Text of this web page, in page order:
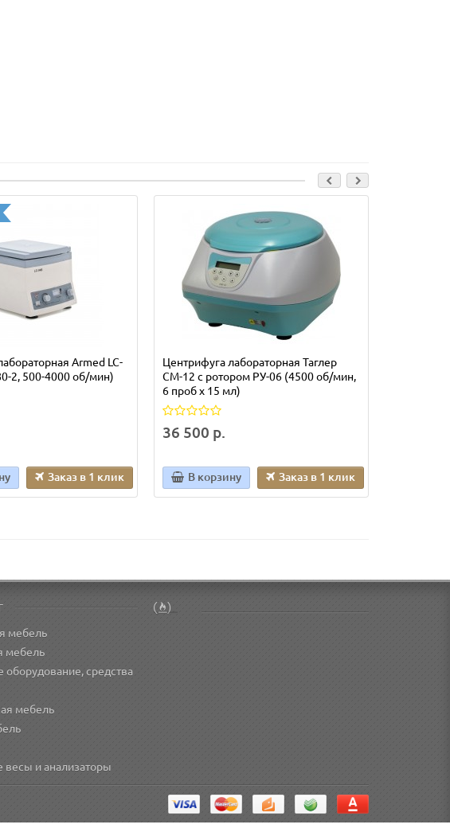
Armed LC-
2, 500-4000 об/мин)
Заказ в 1 клик
Центрифуга лабораторная Таглер
СМ-12 с ротором РУ-06 (4500 об/мин,
6 проб х 15 мл)
36 500 р.
В корзину Заказ в 1 клик
мебель
мебель
средства
мебель
весы и анализаторы